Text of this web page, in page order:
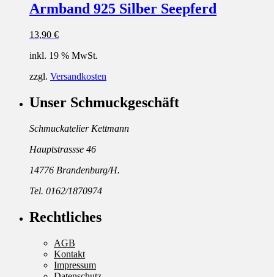
Armband 925 Silber Seepferd
13,90 €
inkl. 19 % MwSt.
zzgl. Versandkosten
Unser Schmuckgeschäft
Schmuckatelier Kettmann
Hauptstrassse 46
14776 Brandenburg/H.
Tel. 0162/1870974
Rechtliches
AGB
Kontakt
Impressum